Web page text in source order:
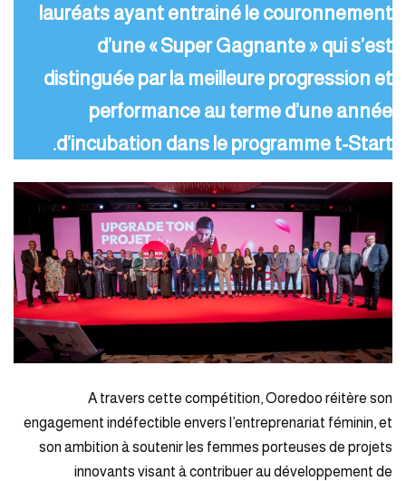
lauréats ayant entrainé le couronnement
d’une « Super Gagnante » qui s’est
distinguée par la meilleure progression et
performance au terme d’une année
d’incubation dans le programme t-Start.
A travers cette compétition, Ooredoo réitère son
engagement indéfectible envers l’entreprenariat féminin, et
son ambition à soutenir les femmes porteuses de projets
innovants visant à contribuer au développement de